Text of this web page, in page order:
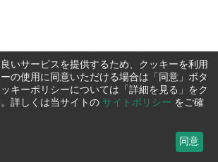
いサービスを提供するため、クッキーを利用
の使用に同意いただける場合は「同意」ボタ
キーポリシーについては「詳細を見る」をク
詳しくは当サイトの サイトポリシー をご確
同意